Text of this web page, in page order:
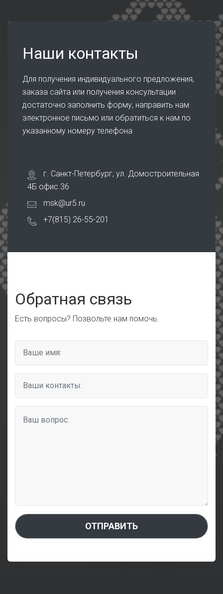
Наши контакты
Для получения индивидуального предложения,
заказа сайта или получения консультации
достаточно заполнить форму, направить нам
электронное письмо или обратиться к нам по
указанному номеру телефона
г. Санкт-Петербург, ул. Домостроительная
4Б офис 36
msk@ur5.ru
+7(815) 26-55-201
Обратная связь
Есть вопросы? Позвольте нам помочь.
ОТПРАВИТЬ